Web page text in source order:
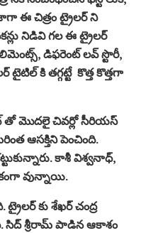
ఈ చిత్రం ట్రైలర్ ని
నిడివి గల ఈ ట్రైలర్
డిఫరెంట్ లవ్ స్టొరీ,
కి తగ్గట్టే కొత్త కొత్తగా
తో మొదలై చివర్లో సీరియస్
ఆసక్తిని పెంచింది.
కాశీ విశ్వనాధ్,
వున్నాయి.
కు శేఖర్ చంద్ర
సిద్ శ్రీరామ్ పాడిన ఆకాశం